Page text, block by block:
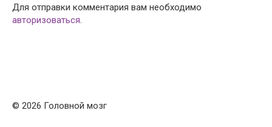
Для отправки комментария вам необходимо
авторизоваться.
© 2026 Головной мозг